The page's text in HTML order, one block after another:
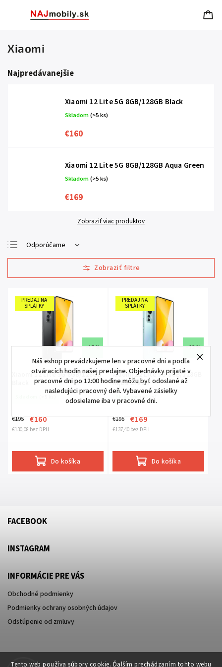
Tento web používa súbory cookie. Ďalším prechádzaním tohto webu
Náš eshop prevádzkujeme len v pracovné dni a podľa
otváracích hodín našej predajne. Objednávky prijaté v
pracovné dni po 12:00 hodine môžu byť odoslané až
nasledujúci pracovný deň. Vybavené zásielky
odosielame iba v pracovné dni.
Xiaomi
Najpredávanejšie
Xiaomi 12 Lite 5G 8GB/128GB Black
Skladom(>5 ks)
€160
Xiaomi 12 Lite 5G 8GB/128GB Aqua Green
Skladom(>5 ks)
€169
Zobraziť viac produktov
Odporúčame
Najlacnejšie
Najdrahšie
Abecedne
PREDAJ NA
SPLÁTKY
–17 %
Xiaomi 12 Lite 5G 8GB/128GB
€130,08 bez DPH
€195 €160
Do košíka
PREDAJ NA
SPLÁTKY
–13 %
Xiaomi 12 Lite 5G 8GB/128GB
Aqua Green
Skladom (>5 ks)
€137,40 bez DPH
€195 €169
Do košíka
FACEBOOK
INSTAGRAM
INFORMÁCIE PRE VÁS
Obchodné podmienky
Podmienky ochrany osobných údajov
Odstúpenie od zmluvy